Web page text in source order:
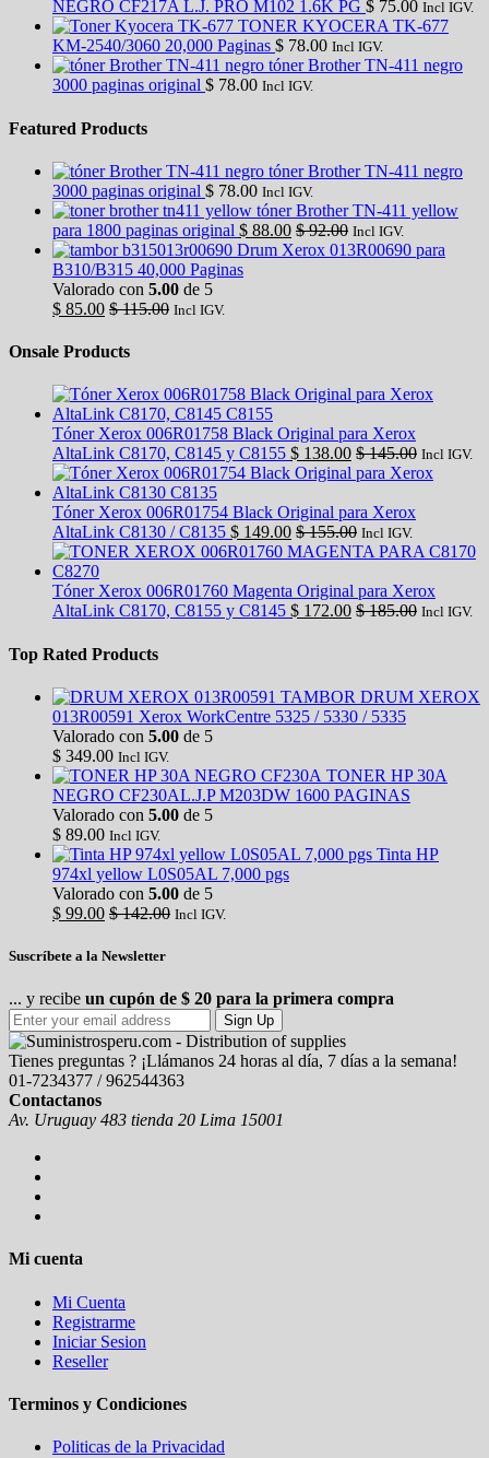
NEGRO CF217A L.J. PRO M102 1.6K PG $ 75.00 Incl IGV.
TONER KYOCERA TK-677
KM-2540/3060 20,000 Paginas $ 78.00 Incl IGV.
tóner Brother TN-411 negro
3000 paginas original $ 78.00 Incl IGV.
Featured Products
tóner Brother TN-411 negro
3000 paginas original $ 78.00 Incl IGV.
tóner Brother TN-411 yellow
para 1800 paginas original $ 88.00 $92.00 Incl IGV.
Drum Xerox 013R00690 para
B310/B315 40,000 Paginas
Valorado con 5.00 de 5
$ 85.00 $115.00 Incl IGV.
Onsale Products
Tóner Xerox 006R01758 Black Original para Xerox
AltaLink C8170, C8145 y C8155 $ 138.00 $145.00 Incl IGV.
Tóner Xerox 006R01754 Black Original para Xerox
AltaLink C8130 / C8135 $ 149.00 $155.00 Incl IGV.
Tóner Xerox 006R01760 Magenta Original para Xerox
AltaLink C8170, C8155 y C8145 $ 172.00 $185.00 Incl IGV.
Top Rated Products
TAMBOR DRUM XEROX
013R00591 Xerox WorkCentre 5325 / 5330 / 5335
Valorado con 5.00 de 5
$ 349.00 Incl IGV.
TONER HP 30A
NEGRO CF230AL.J.P M203DW 1600 PAGINAS
Valorado con 5.00 de 5
$ 89.00 Incl IGV.
Tinta HP
974xl yellow L0S05AL 7,000 pgs
Valorado con 5.00 de 5
$ 99.00 $142.00 Incl IGV.
Suscríbete a la Newsletter
... y recibe un cupón de $ 20 para la primera compra
Sign Up
Tienes preguntas ? ¡Llámanos 24 horas al día, 7 días a la semana!
01-7234377 / 962544363
Contactanos
Av. Uruguay 483 tienda 20 Lima 15001
Mi cuenta
Mi Cuenta
Registrarme
Iniciar Sesion
Reseller
Terminos y Condiciones
Politicas de la Privacidad